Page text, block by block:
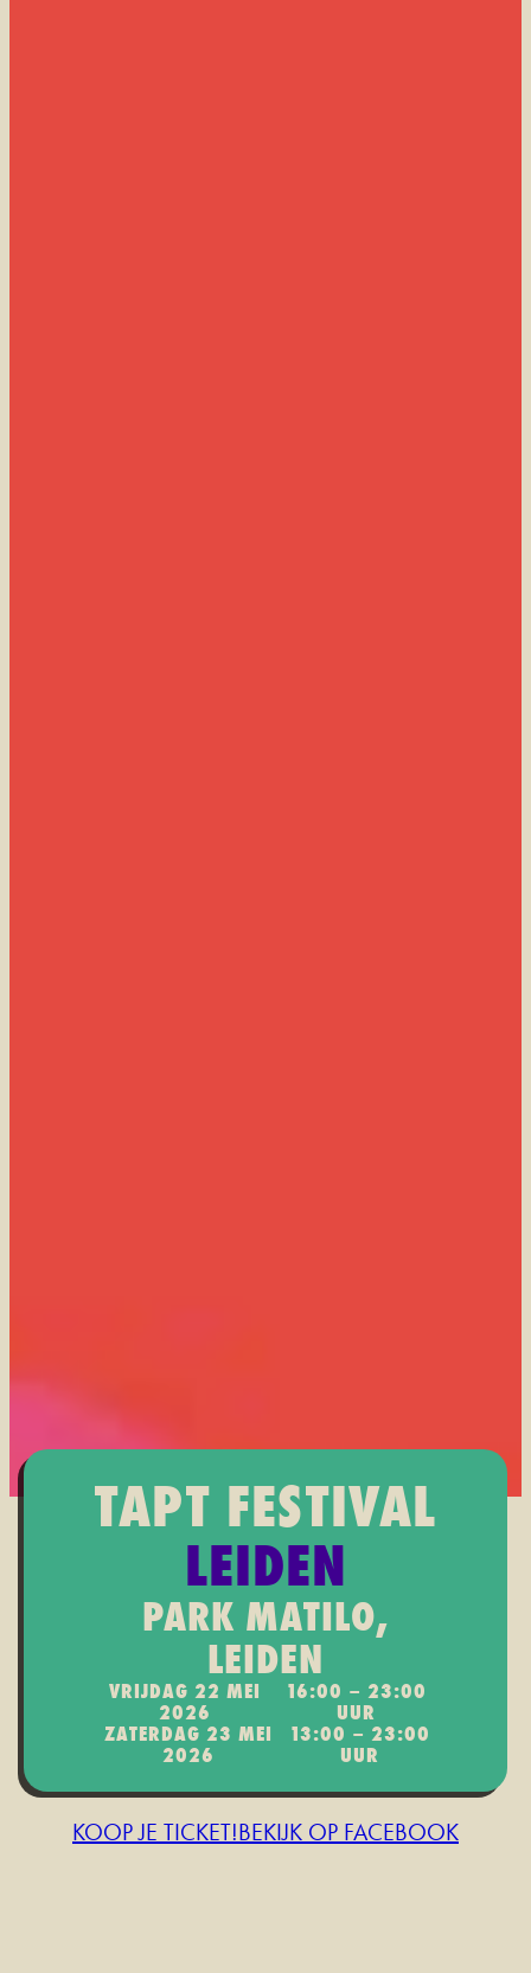
TAPT FESTIVAL
LEIDEN
PARK MATILO,
LEIDEN
VRIJDAG 22 MEI
2026
16:00 – 23:00
UUR
ZATERDAG 23 MEI
2026
13:00 – 23:00
UUR
KOOP JE TICKET!BEKIJK OP FACEBOOK